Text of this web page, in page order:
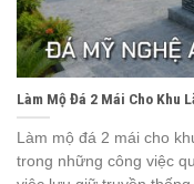
Làm Mộ Đá 2 Mái Cho Khu
Làm mộ đá 2 mái cho
trong những công việc